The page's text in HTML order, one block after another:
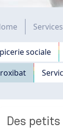
d'Ariane
Services
sociale
Des